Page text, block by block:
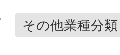
その他業種分類